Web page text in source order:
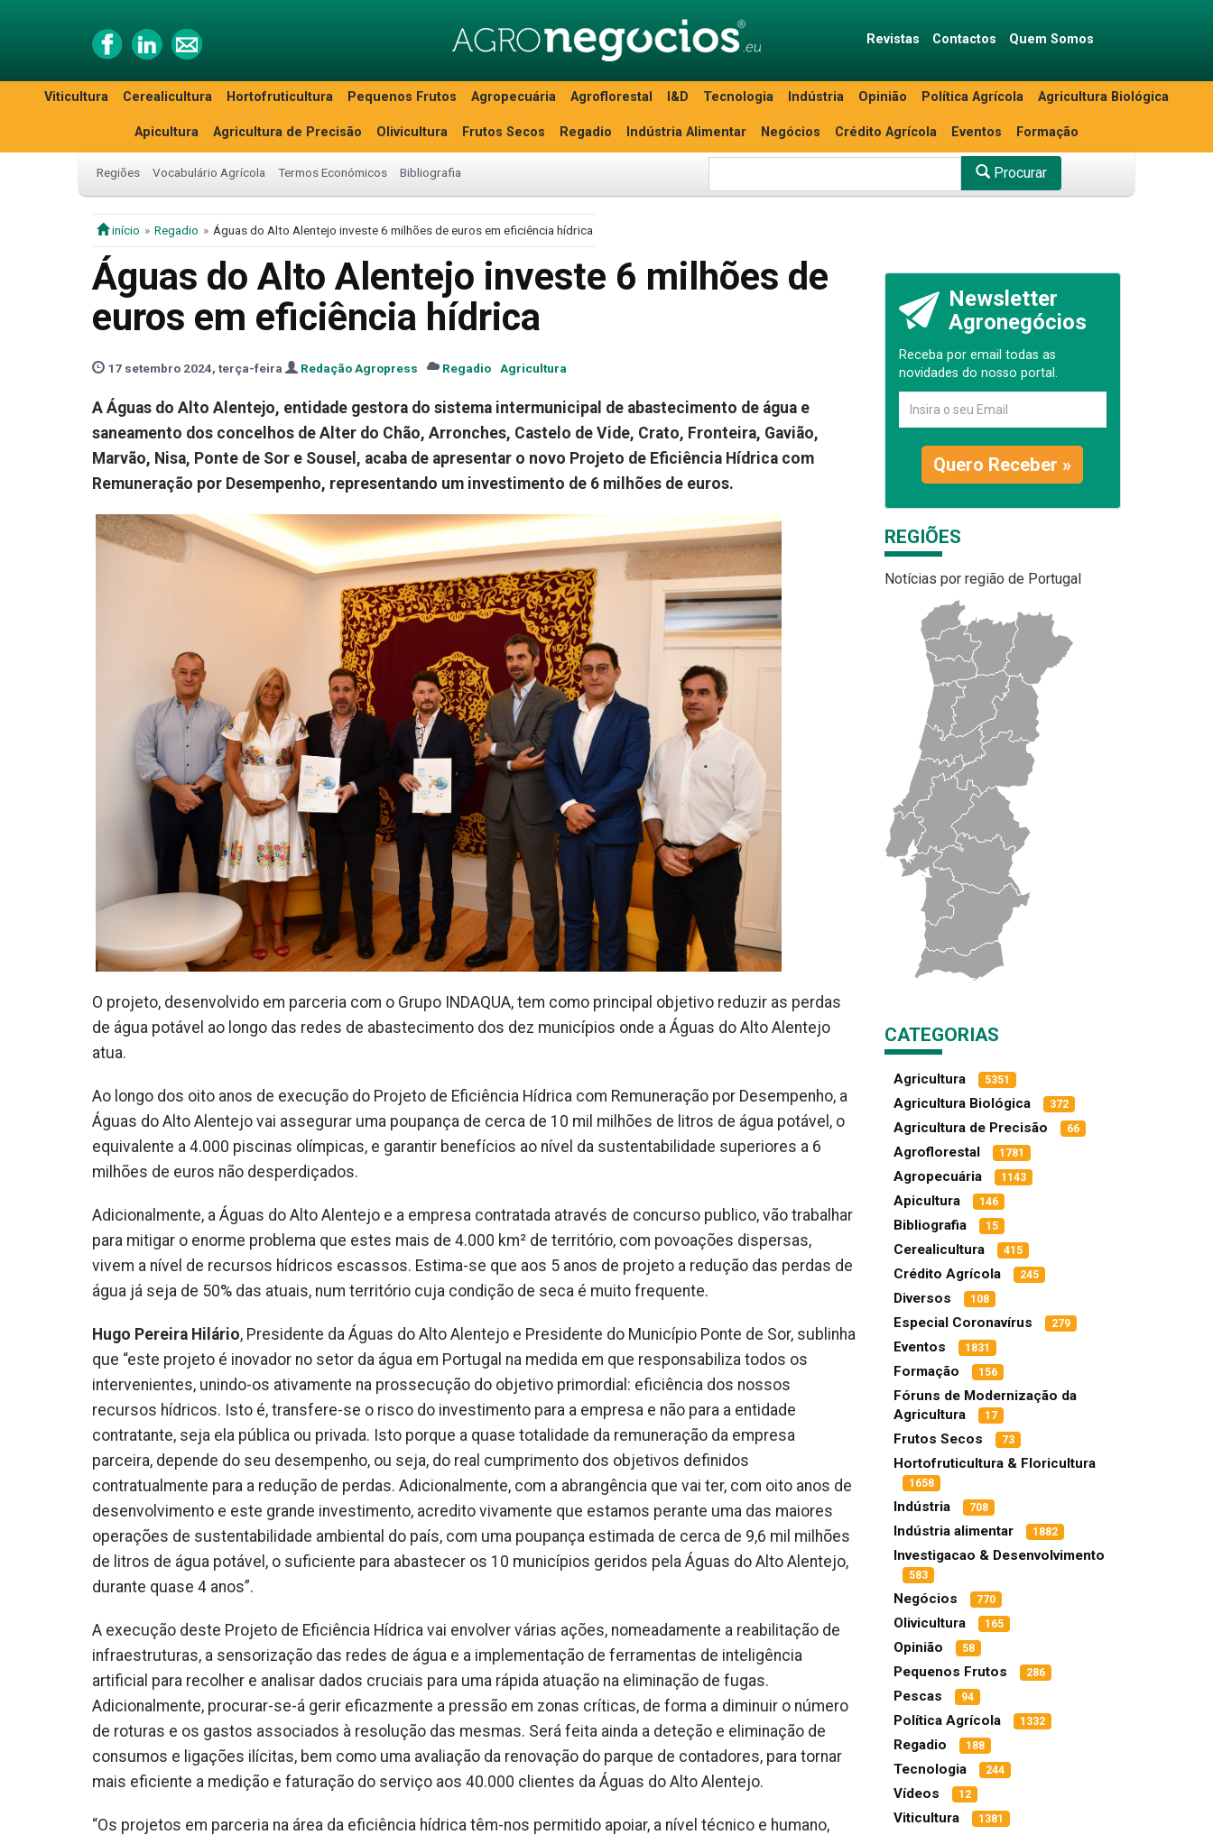
Revistas Contactos Quem Somos
Viticultura Cerealicultura Hortofruticultura Pequenos Frutos Agropecuária Agroflorestal I&D Tecnologia Indústria Opinião Política Agrícola Agricultura Biológica
Apicultura Agricultura de Precisão Olivicultura Frutos Secos Regadio Indústria Alimentar Negócios Crédito Agrícola Eventos Formação
Regiões Vocabulário Agrícola Termos Económicos Bibliografia Procurar
início Regadio Águas do Alto Alentejo investe 6 milhões de euros em eficiência hídrica
Águas do Alto Alentejo investe 6 milhões de
euros em eficiência hídrica
17 setembro 2024, terça-feira Redação Agropress Regadio Agricultura
A Águas do Alto Alentejo, entidade gestora do sistema intermunicipal de abastecimento de água e
saneamento dos concelhos de Alter do Chão, Arronches, Castelo de Vide, Crato, Fronteira, Gavião,
Marvão, Nisa, Ponte de Sor e Sousel, acaba de apresentar o novo Projeto de Eficiência Hídrica com
Remuneração por Desempenho, representando um investimento de 6 milhões de euros.
O projeto, desenvolvido em parceria com o Grupo INDAQUA, tem como principal objetivo reduzir as perdas
de água potável ao longo das redes de abastecimento dos dez municípios onde a Águas do Alto Alentejo
atua.
Ao longo dos oito anos de execução do Projeto de Eficiência Hídrica com Remuneração por Desempenho, a
Águas do Alto Alentejo vai assegurar uma poupança de cerca de 10 mil milhões de litros de água potável, o
equivalente a 4.000 piscinas olímpicas, e garantir benefícios ao nível da sustentabilidade superiores a 6
milhões de euros não desperdiçados.
Adicionalmente, a Águas do Alto Alentejo e a empresa contratada através de concurso publico, vão trabalhar
para mitigar o enorme problema que estes mais de 4.000 km² de território, com povoações dispersas,
vivem a nível de recursos hídricos escassos. Estima-se que aos 5 anos de projeto a redução das perdas de
água já seja de 50% das atuais, num território cuja condição de seca é muito frequente.
Hugo Pereira Hilário, Presidente da Águas do Alto Alentejo e Presidente do Município Ponte de Sor, sublinha
que “este projeto é inovador no setor da água em Portugal na medida em que responsabiliza todos os
intervenientes, unindo-os ativamente na prossecução do objetivo primordial: eficiência dos nossos
recursos hídricos. Isto é, transfere-se o risco do investimento para a empresa e não para a entidade
contratante, seja ela pública ou privada. Isto porque a quase totalidade da remuneração da empresa
parceira, depende do seu desempenho, ou seja, do real cumprimento dos objetivos definidos
contratualmente para a redução de perdas. Adicionalmente, com a abrangência que vai ter, com oito anos de
desenvolvimento e este grande investimento, acredito vivamente que estamos perante uma das maiores
operações de sustentabilidade ambiental do país, com uma poupança estimada de cerca de 9,6 mil milhões
de litros de água potável, o suficiente para abastecer os 10 municípios geridos pela Águas do Alto Alentejo,
durante quase 4 anos”.
A execução deste Projeto de Eficiência Hídrica vai envolver várias ações, nomeadamente a reabilitação de
infraestruturas, a sensorização das redes de água e a implementação de ferramentas de inteligência
artificial para recolher e analisar dados cruciais para uma rápida atuação na eliminação de fugas.
Adicionalmente, procurar-se-á gerir eficazmente a pressão em zonas críticas, de forma a diminuir o número
de roturas e os gastos associados à resolução das mesmas. Será feita ainda a deteção e eliminação de
consumos e ligações ilícitas, bem como uma avaliação da renovação do parque de contadores, para tornar
mais eficiente a medição e faturação do serviço aos 40.000 clientes da Águas do Alto Alentejo.
“Os projetos em parceria na área da eficiência hídrica têm-nos permitido apoiar, a nível técnico e humano,
Newsletter
Agronegócios
Receba por email todas as
novidades do nosso portal.
Quero Receber »
REGIÕES
Notícias por região de Portugal
CATEGORIAS
Agricultura 5351
Agricultura Biológica 372
Agricultura de Precisão 66
Agroflorestal 1781
Agropecuária 1143
Apicultura 146
Bibliografia 15
Cerealicultura 415
Crédito Agrícola 245
Diversos 108
Especial Coronavírus 279
Eventos 1831
Formação 156
Fóruns de Modernização da
Agricultura
17
Frutos Secos 73
Hortofruticultura & Floricultura
1658
Indústria 708
Indústria alimentar 1882
Investigacao & Desenvolvimento
583
Negócios 770
Olivicultura 165
Opinião 58
Pequenos Frutos 286
Pescas 94
Política Agrícola 1332
Regadio 188
Tecnologia 244
Vídeos 12
Viticultura 1381